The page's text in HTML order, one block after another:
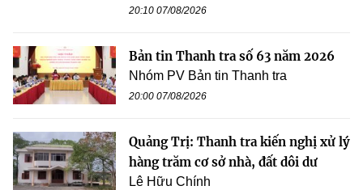
20:10 07/08/2026
Bản tin Thanh tra số 63 năm 2026
Nhóm PV Bản tin Thanh tra
20:00 07/08/2026
Quảng Trị: Thanh tra kiến nghị xử lý
hàng trăm cơ sở nhà, đất dôi dư
Lê Hữu Chính